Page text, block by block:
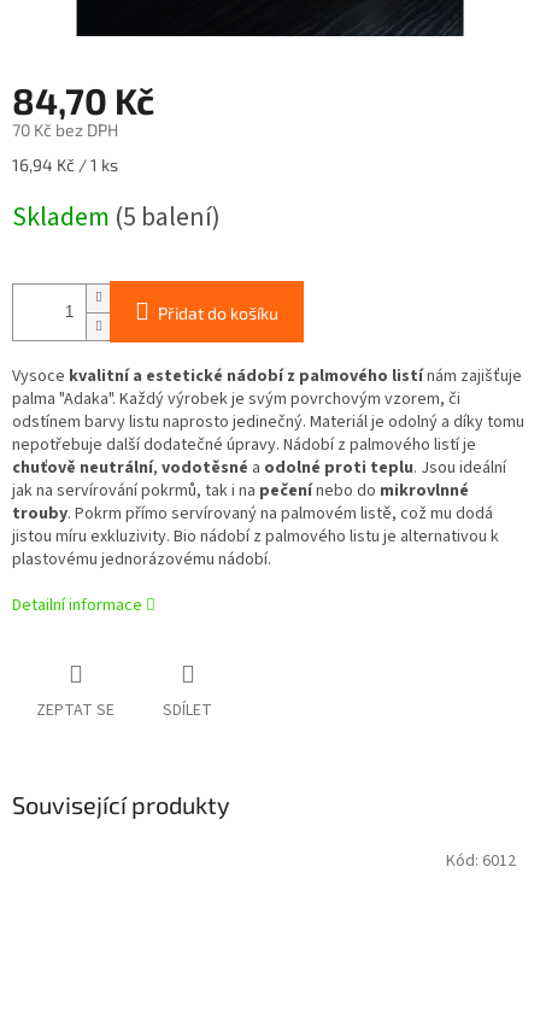
84,70 Kč
70 Kč bez DPH
Měrná
16,94 Kč / 1 ks
Skladem (5 balení)
Přidat do košíku
Vysoce kvalitní a estetické nádobí z palmového listínám zajišťuje
palma "Adaka". Každý výrobek je svým povrchovým vzorem, či
odstínem barvy listu naprosto jedinečný. Materiál je odolný a díky tomu
nepotřebuje další dodatečné úpravy. Nádobí z palmového listí je
chuťově neutrální, vodotěsné a odolné proti teplu. Jsou ideální
jak na servírování pokrmů, tak i na pečenínebo do mikrovlnné
trouby. Pokrm přímo servírovaný na palmovém listě, což mu dodá
jistou míru exkluzivity. Bio nádobí z palmového listu je alternativou k
plastovému jednorázovému nádobí.
Detailní informace
ZEPTAT SE SDÍLET
Související produkty
Kód: 6012